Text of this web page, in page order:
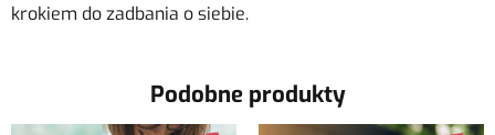
krokiem do zadbania o siebie.
Podobne produkty